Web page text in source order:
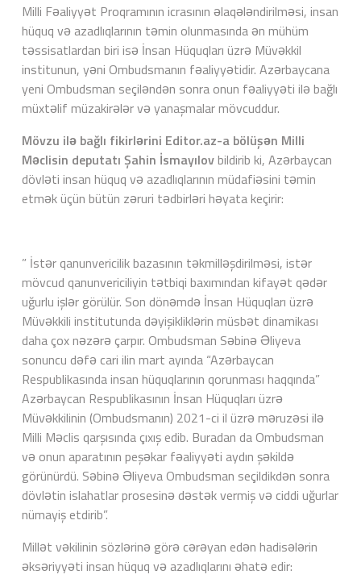
Milli Fəaliyyət Proqramının icrasının əlaqələndirilməsi, insan
hüquq və azadlıqlarının təmin olunmasında ən mühüm
təssisatlardan biri isə İnsan Hüquqları üzrə Müvəkkil
institunun, yəni Ombudsmanın fəaliyyətidir. Azərbaycana
yeni Ombudsman seçiləndən sonra onun fəaliyyəti ilə bağlı
müxtəlif müzakirələr və yanaşmalar mövcuddur.
Mövzu ilə bağlı fikirlərini Editor.az-a bölüşən Milli
Məclisin deputatı Şahin İsmayılovbildirib ki, Azərbaycan
dövləti insan hüquq və azadlıqlarının müdafiəsini təmin
etmək üçün bütün zəruri tədbirləri həyata keçirir:
” İstər qanunvericilik bazasının təkmilləşdirilməsi, istər
mövcud qanunvericiliyin tətbiqi baxımından kifayət qədər
uğurlu işlər görülür. Son dönəmdə İnsan Hüquqları üzrə
Müvəkkili institutunda dəyişikliklərin müsbət dinamikası
daha çox nəzərə çarpır. Ombudsman Səbinə Əliyeva
sonuncu dəfə cari ilin mart ayında “Azərbaycan
Respublikasında insan hüquqlarının qorunması haqqında”
Azərbaycan Respublikasının İnsan Hüquqları üzrə
Müvəkkilinin (Ombudsmanın) 2021-ci il üzrə məruzəsi ilə
Milli Məclis qarşısında çıxış edib. Buradan da Ombudsman
və onun aparatının peşəkar fəaliyyəti aydın şəkildə
görünürdü. Səbinə Əliyeva Ombudsman seçildikdən sonra
dövlətin islahatlar prosesinə dəstək vermiş və ciddi uğurlar
nümayiş etdirib”.
Millət vəkilinin sözlərinə görə cərəyan edən hadisələrin
əksəriyyəti insan hüquq və azadlıqlarını əhatə edir: